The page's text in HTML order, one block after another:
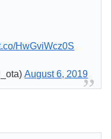
HwGviWcz0S
August 6, 2019